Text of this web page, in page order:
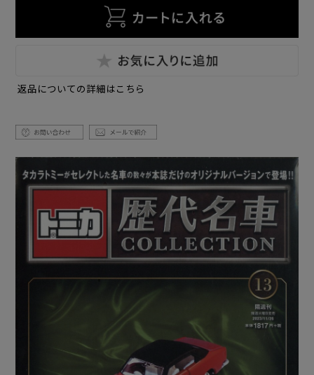
返品についての詳細はこちら